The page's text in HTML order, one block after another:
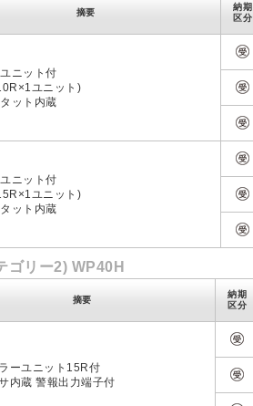
摘要
納期
区分
ニット付
ユニット)
ット内蔵
ニット付
ユニット)
ット内蔵
ゴリー2) WP40H
摘要
納期
区分
ーユニット15R付
内蔵 警報出力端子付